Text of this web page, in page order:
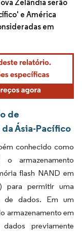
Zelândia serão
e América
em
de
Ásia-Pacífico
conhecido como
armazenamento
flash NAND em
para permitir uma
de dados. Em um
armazenamento em
previamente